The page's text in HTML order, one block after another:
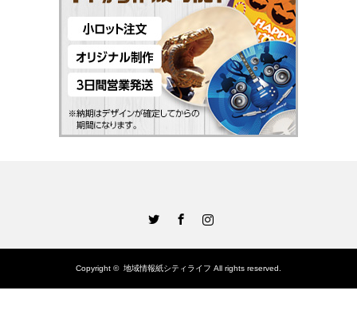
Copyright © 地域情報紙シティライフ All rights reserved.